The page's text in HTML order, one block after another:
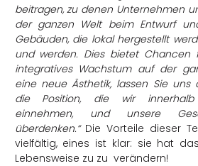
beitragen, zu denen Unternehmen
der ganzen Welt beim Entwurf
Gebäuden, die lokal hergestellt
und werden. Dies bietet Chancen
integratives Wachstum auf der
eine neue Ästhetik, lassen Sie uns
die Position, die wir innerhalb
einnehmen, und unsere
überdenken.“Die Vorteile dieser
vielfältig, eines ist klar: sie hat
Lebensweise zu zu verändern!